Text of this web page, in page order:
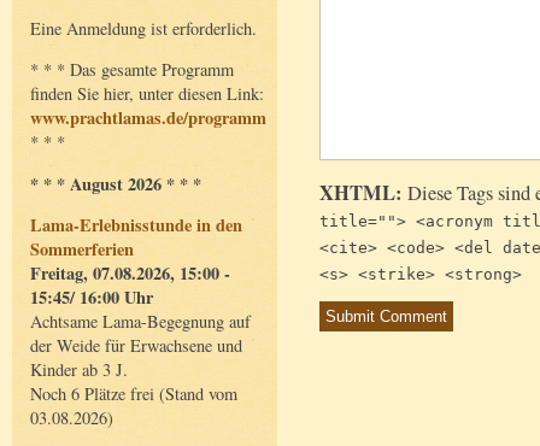
Eine Anmeldung ist erforderlich.
* * * Das gesamte Programm
finden Sie hier, unter diesen Link:
www.prachtlamas.de/programm
* * *
* * * August 2026 * * *
Lama-Erlebnisstunde in den
Sommerferien
Freitag, 07.08.2026, 15:00 -
15:45/ 16:00 Uhr
Achtsame Lama-Begegnung auf
der Weide für Erwachsene und
Kinder ab 3 J.
Noch 6 Plätze frei (Stand vom
03.08.2026)
XHTML: Diese Tags
title=""> <acronym
<cite> <code> <del
<s> <strike> <strong>